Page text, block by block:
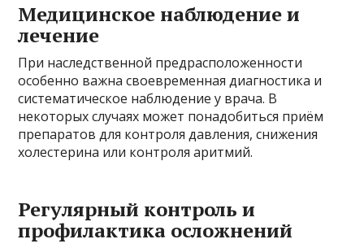
Медицинское наблюдение и
лечение
При наследственной предрасположенности
особенно важна своевременная диагностика и
систематическое наблюдение у врача. В
некоторых случаях может понадобиться приём
препаратов для контроля давления, снижения
холестерина или контроля аритмий.
Регулярный контроль и
профилактика осложнений